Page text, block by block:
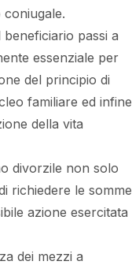
passi a
essenziale per
del principio di
familiare ed infine
della vita
divorzile non solo
richiedere le somme
azione esercitata
dei mezzi a